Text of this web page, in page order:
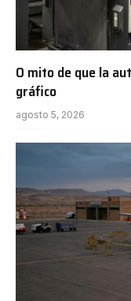
O mito de que la
gráfico
agosto 5, 2026